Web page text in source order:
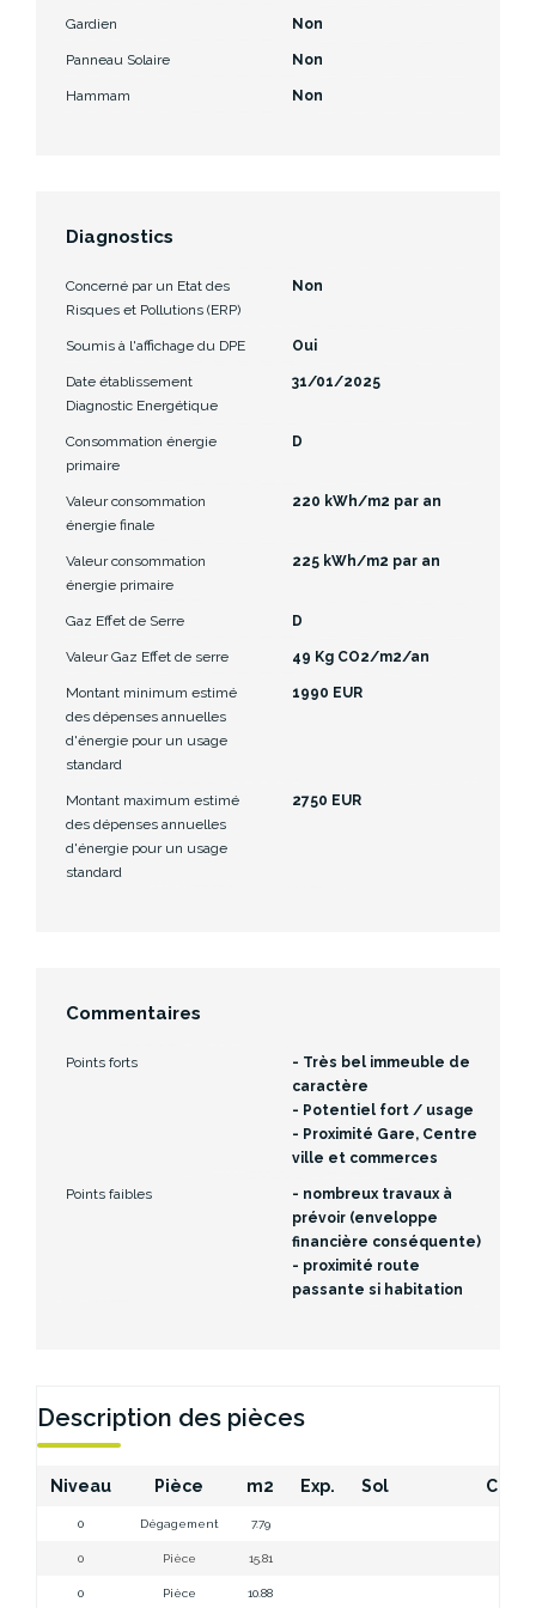
Gardien Non
Panneau Solaire Non
Hammam Non
Diagnostics
Concerné par un Etat des
Risques et Pollutions (ERP)
Non
Soumis à l'affichage du DPE Oui
Date établissement
Diagnostic Energétique
31/01/2025
Consommation énergie
primaire
D
Valeur consommation
énergie finale
220 kWh/m2 par an
Valeur consommation
énergie primaire
225 kWh/m2 par an
Gaz Effet de Serre D
Valeur Gaz Effet de serre 49 Kg CO2/m2/an
Montant minimum estimé
des dépenses annuelles
d'énergie pour un usage
standard
1990 EUR
Montant maximum estimé
des dépenses annuelles
d'énergie pour un usage
standard
2750 EUR
Commentaires
Points forts
- Très bel immeuble de
caractère
- Potentiel fort / usage
- Proximité Gare, Centre
ville et commerces
Points faibles
- nombreux travaux à
prévoir (enveloppe
financière conséquente)
- proximité route
passante si habitation
Description des pièces
Niveau Pièce m2 Exp. Sol
0 Dégagement 7.79
0 Pièce 15.81
0 Pièce 10.88